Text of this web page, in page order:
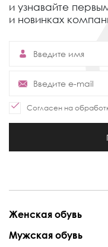
и узнавайте
и новинках
Согласен на
Женская обувь
Мужская обувь